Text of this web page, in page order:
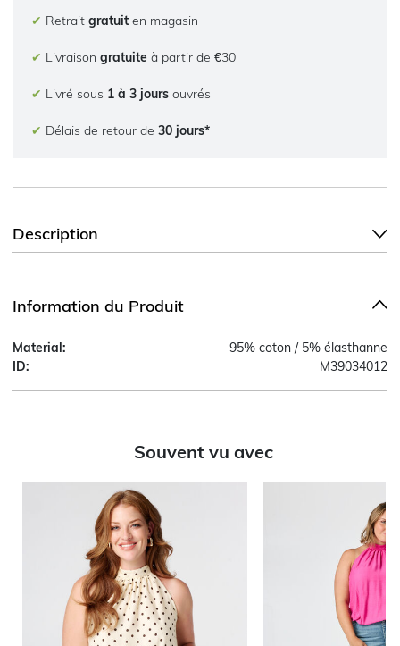
✔ Retrait gratuit en magasin
✔ Livraison gratuite à partir de €30
✔ Livré sous 1 à 3 jours ouvrés
✔ Délais de retour de 30 jours*
Description
Information du Produit
Material:
95% coton / 5% élasthanne
ID:
M39034012
Souvent vu avec